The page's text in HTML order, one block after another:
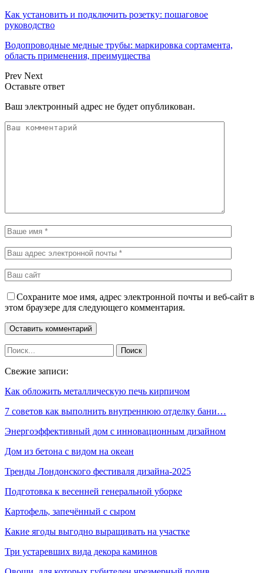
Как установить и подключить розетку: пошаговое
руководство
Водопроводные медные трубы: маркировка сортамента,
область применения, преимущества
Prev Next
Оставьте ответ
Ваш электронный адрес не будет опубликован.
Сохраните мое имя, адрес электронной почты и веб-сайт в
этом браузере для следующего комментария.
Свежие записи:
Как обложить металлическую печь кирпичом
7 советов как выполнить внутреннюю отделку бани…
Энергоэффективный дом с инновационным дизайном
Дом из бетона с видом на океан
Тренды Лондонского фестиваля дизайна-2025
Подготовка к весенней генеральной уборке
Картофель, запечённый с сыром
Какие ягоды выгодно выращивать на участке
Три устаревших вида декора каминов